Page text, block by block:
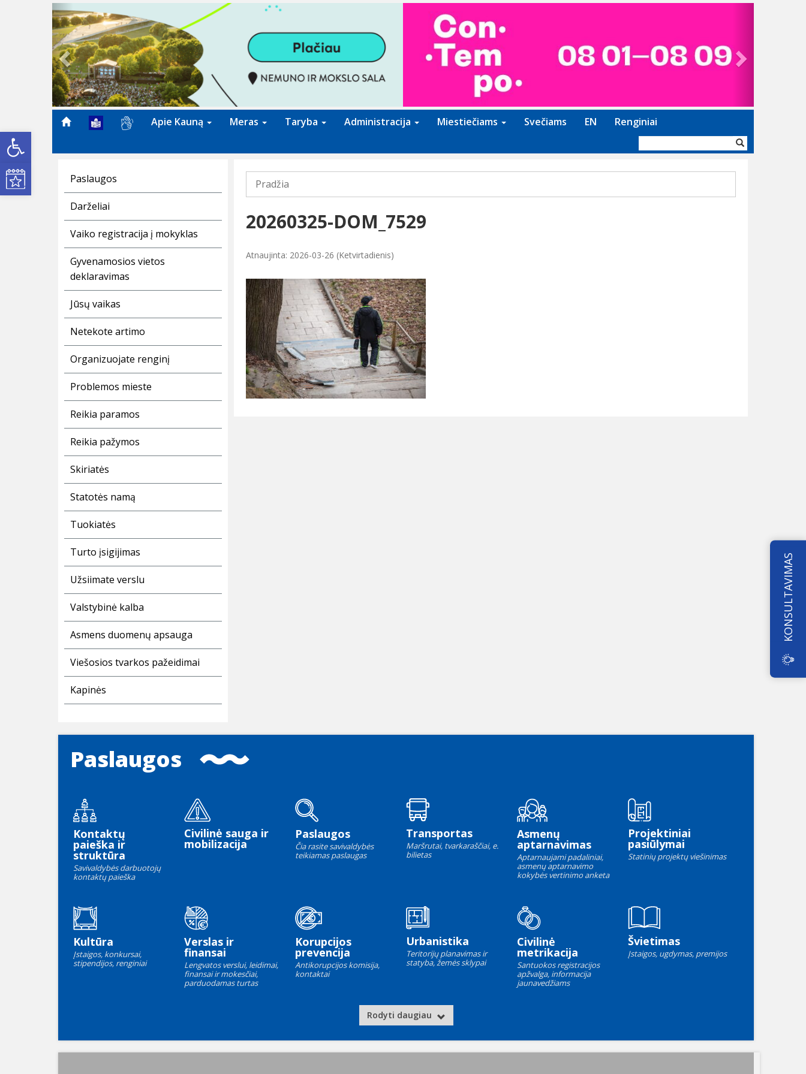
Open toolbar
Kultūros renginiai
Previous
Apie Kauną Meras Taryba Administracija Miestiečiams Svečiams EN Renginiai
forma
Paslaugos
Darželiai
Vaiko registracija į mokyklas
Gyvenamosios vietos
deklaravimas
Jūsų vaikas
Netekote artimo
Organizuojate renginį
Problemos mieste
Reikia paramos
Reikia pažymos
Skiriatės
Statotės namą
Tuokiatės
Turto įsigijimas
Užsiimate verslu
Valstybinė kalba
Asmens duomenų apsauga
Viešosios tvarkos pažeidimai
Kapinės
Pradžia
20260325-DOM_7529
Atnaujinta: 2026-03-26 (Ketvirtadienis)
Paslaugos
Kontaktų
paieška ir
struktūra
Savivaldybės darbuotojų
kontaktų paieška
Civilinė sauga ir
mobilizacija
Paslaugos
Čia rasite savivaldybės
teikiamas paslaugas
Transportas
Maršrutai, tvarkaraščiai, e.
bilietas
Asmenų
aptarnavimas
Aptarnaujami padaliniai,
asmenų aptarnavimo
kokybės vertinimo anketa
Projektiniai
pasiūlymai
Statinių projektų viešinimas
Kultūra
Įstaigos, konkursai,
stipendijos, renginiai
Verslas ir
finansai
Lengvatos verslui, leidimai,
finansai ir mokesčiai,
parduodamas turtas
Korupcijos
prevencija
Antikorupcijos komisija,
kontaktai
Urbanistika
Teritorijų planavimas ir
statyba, žemės sklypai
Civilinė
metrikacija
Santuokos registracijos
apžvalga, informacija
jaunavedžiams
Švietimas
Įstaigos, ugdymas, premijos
Rodyti daugiau
KONSULTAVIMAS